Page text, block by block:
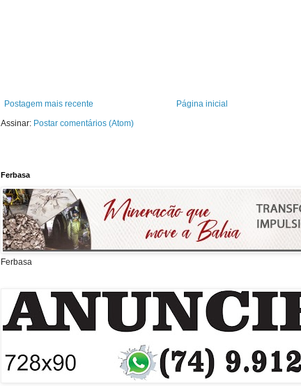
Postagem mais recente
Página inicial
Assinar: Postar comentários (Atom)
Ferbasa
Ferbasa